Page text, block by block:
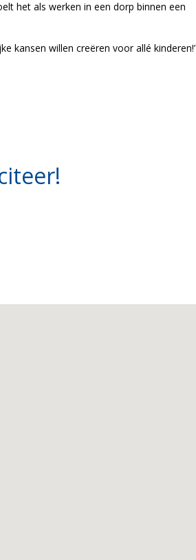
het als werken in een dorp binnen een
kansen willen creëren voor allé kinderen!’